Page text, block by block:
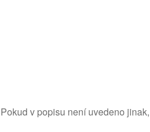
Pokud v popisu není uvedeno